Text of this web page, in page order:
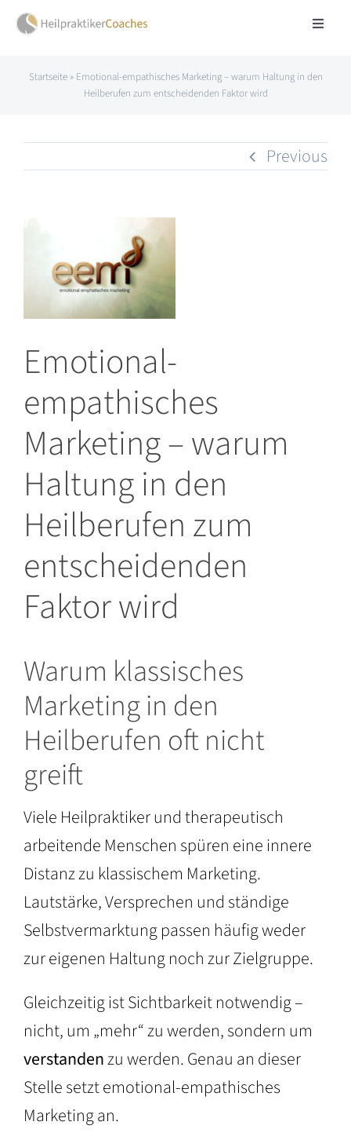
Skip
content
Toggle
Praxisentwicklung
Kontakt
Startseite» Emotional-empathisches Marketing – warum Haltung in den
Heilberufen zum entscheidenden Faktor wird
Previous
Larger
Image
Emotional-
empathisches
Marketing – warum
Haltung in den
Heilberufen zum
entscheidenden
Faktor wird
Warum klassisches
Marketing in den
Heilberufen oft nicht
greift
Viele Heilpraktiker und therapeutisch
arbeitende Menschen spüren eine innere
Distanz zu klassischem Marketing.
Lautstärke, Versprechen und ständige
Selbstvermarktung passen häufig weder
zur eigenen Haltung noch zur Zielgruppe.
Gleichzeitig ist Sichtbarkeit notwendig –
nicht, um „mehr“ zu werden, sondern um
verstandenzu werden. Genau an dieser
Stelle setzt emotional-empathisches
Marketing an.